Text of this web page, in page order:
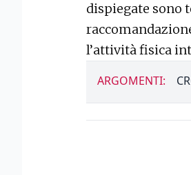
dispiegate sono
l’attività fisica
ARGOMENTI: